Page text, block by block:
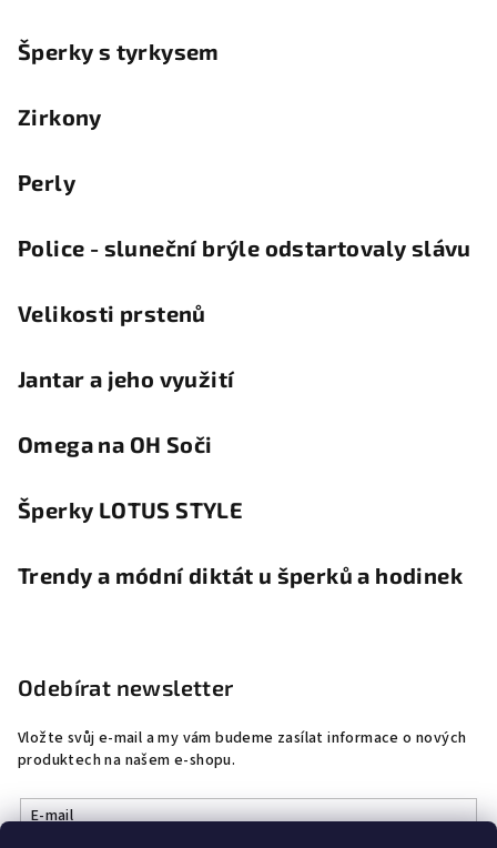
Šperky s tyrkysem
Zirkony
Perly
Police - sluneční brýle odstartovaly slávu
Velikosti prstenů
Jantar a jeho využití
Omega na OH Soči
Šperky LOTUS STYLE
Trendy a módní diktát u šperků a hodinek
Odebírat newsletter
Vložte svůj e-mail a my vám budeme zasílat informace o nových
produktech na našem e-shopu.
E-mail